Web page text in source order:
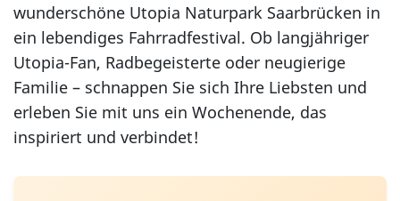
wunderschöne Utopia Naturpark Saarbrücken in
ein lebendiges Fahrradfestival. Ob langjähriger
Utopia-Fan, Radbegeisterte oder neugierige
Familie – schnappen Sie sich Ihre Liebsten und
erleben Sie mit uns ein Wochenende, das
inspiriert und verbindet!